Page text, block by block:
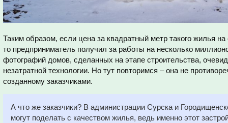
Таким образом, если цена за квадратный метр такого жилья
то предприниматель получил за работы на несколько
фотографий домов, сделанных на этапе строительства,
незатратной технологии. Но тут повторимся – она не
созданному заказчиками.
А что же заказчики? В администрации Сурска и
могут поделать с качеством жилья, ведь именно этот